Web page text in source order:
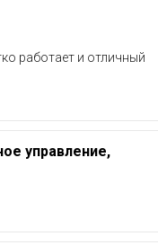
работает и отличный
управление,